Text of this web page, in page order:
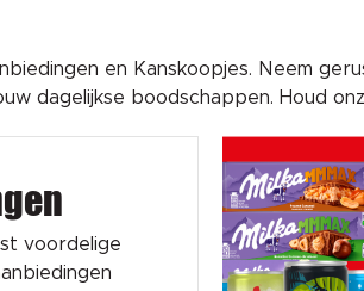
en Kanskoopjes. Neem
dagelijkse boodschappen. Houd
voordelige